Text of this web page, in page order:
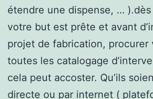
étendre une dispense, …
votre but est prête et avant
projet de fabrication, procurer
toutes les catalogage
cela peut accoster. Qu’ils
directe ou par internet (